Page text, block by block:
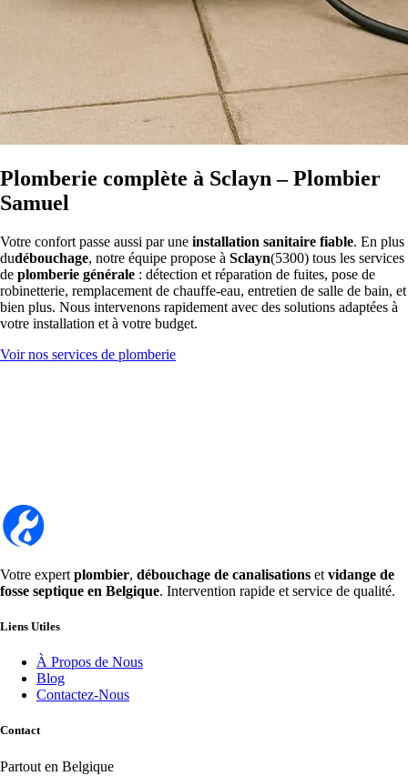
Plomberie complète à Sclayn – Plombier
Samuel
Votre confort passe aussi par une installation sanitaire fiable. En plus
dudébouchage, notre équipe propose à Sclayn(5300) tous les services
de plomberie générale : détection et réparation de fuites, pose de
robinetterie, remplacement de chauffe-eau, entretien de salle de bain, et
bien plus. Nous intervenons rapidement avec des solutions adaptées à
votre installation et à votre budget.
Voir nos services de plomberie
Votre expert plombier, débouchage de canalisations et vidange de
fosse septique en Belgique. Intervention rapide et service de qualité.
Liens Utiles
À Propos de Nous
Blog
Contactez-Nous
Contact
Partout en Belgique